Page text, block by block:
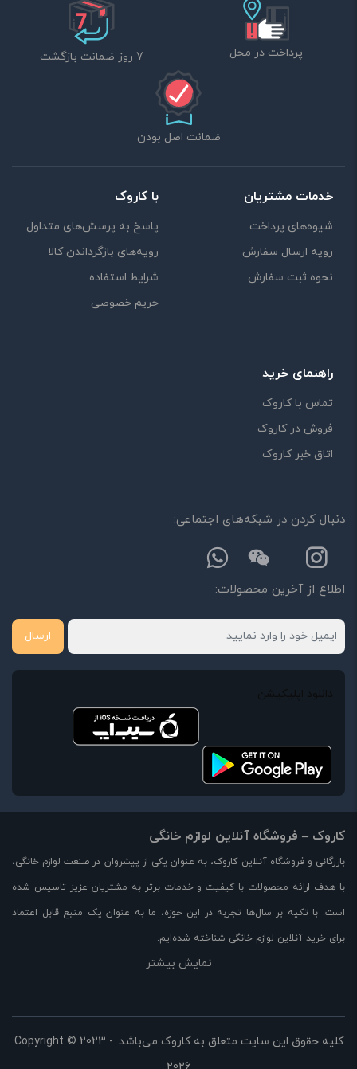
پرداخت در محل 7 روز ضمانت بازگشت
ضمانت اصل بودن
خدمات مشتریان
شیوه‌های پرداخت
رویه ارسال سفارش
نحوه ثبت سفارش
با کاروک
پاسخ به پرسش‌های متداول
رویه‌های بازگرداندن کالا
شرایط استفاده
حریم خصوصی
راهنمای خرید
تماس با کاروک
فروش در کاروک
اتاق خبر کاروک
دنبال کردن در شبکه‌های اجتماعی:
اطلاع از آخرین محصولات:
ارسال
کاروک – فروشگاه آنلاین لوازم خانگی
بازرگانی و فروشگاه آنلاین کاروک، به عنوان یکی از پیشروان در صنعت لوازم خانگی،
با هدف ارائه محصولات با کیفیت و خدمات برتر به مشتریان عزیز تاسیس شده
است. با تکیه بر سال‌ها تجربه در این حوزه، ما به عنوان یک منبع قابل اعتماد
برای خرید آنلاین لوازم خانگی شناخته شده‌ایم.
در وبسایت کاروک، مجموعه‌ای بزرگ از لوازم خانگی با کیفیت بالا را با قیمت مناسب
فروشگاه ما می‌توان به لوازم آشپزخانه، لوازم برقی، لوازم خوراکی، لوازم تهویه و
سرمایش، لوازم خانه و دکوراسیون و بسیاری از محصولات دیگر اشاره کرد.
ما با همت و تلاش برای ارائه بهترین تجربه خرید آنلاین، بر رضایت مشتریانمان
نمایش بیشتر
کلیه حقوق این سایت متعلق به کاروک می‌باشد. Copyright © 2023 -